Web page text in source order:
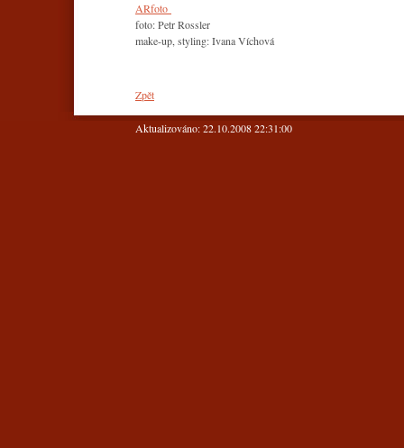
ARfoto
foto: Petr Rossler
make-up, styling: Ivana Víchová
Zpět
Aktualizováno: 22.10.2008 22:31:00